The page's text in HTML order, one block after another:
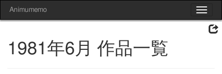
Toggle
Animumemo
1981年6月 作品一覧